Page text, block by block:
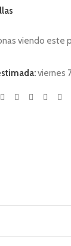
viendo este
viernes